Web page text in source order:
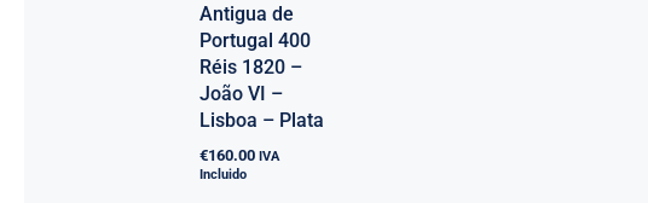
Antigua de
Portugal 400
Réis 1820 –
João VI –
Lisboa – Plata
€160.00 IVA
Incluido